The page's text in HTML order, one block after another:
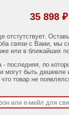
35 898 ₽
отстутствует.
связи с Вами, мы
или в ближайших
- последняя, по
могут быть
что товар не